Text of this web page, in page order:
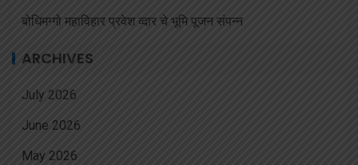
बोधिमग्गो महाविहार प्रवेश व्दार चे भूमि पूजन संपन्न
ARCHIVES
July 2026
June 2026
May 2026